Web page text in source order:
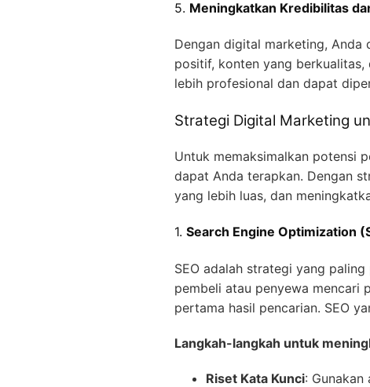
5. Meningkatkan Kredibilitas
Dengan digital marketing, Anda
positif, konten yang
lebih profesional dan dapat
Strategi Digital Marketing
Untuk memaksimalkan potensi
dapat Anda terapkan. Dengan
yang lebih luas, dan
1. Search Engine Optimization
SEO adalah strategi yang
pembeli atau penyewa mencari
pertama hasil pencarian. SEO
Langkah-langkah untuk
Riset Kata Kunci: